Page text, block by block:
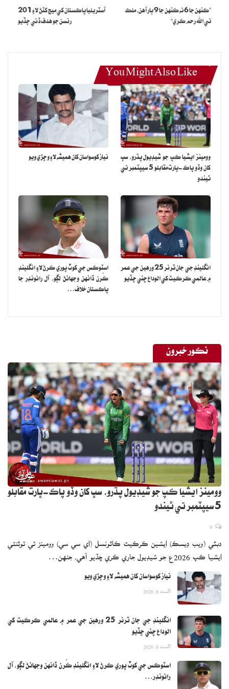
”ڪنهن جا 6 ته ڪنهن جا 9 ٻار آهن، ملڪ
تي الله رحم ڪري“
آسٽريليا پاڪستان کي ميچ کٽڻ لاءِ 201
رنسن جو هدف ڏئي ڇڏيو
You Might Also Like
وومينز ايشيا ڪپ جو شيڊيول پڌرو، سڀ
کان وڏو پاڪ-ڀارت مقابلو 5 سيپٽمبر تي
ٿيندو
نياز کوسواسان کان هميشه لاءِ وڇڙي ويو
انگلينڊ جي جان ٽرنر 25 ورهين جي عمر
۾ عالمي ڪرڪيٽ کي الوداع چئي ڇڏيو
اسٽوڪس جي کوٽ پوري ڪرڻ لاءِ انگلينڊ
ڪُرن ڏانهن وجهائڻ لڳو، آل رائونڊر جا
پاڪستان خلاف…
نڪور خبرون
وومينز ايشيا ڪپ جو شيڊيول پڌرو، سڀ کان وڏو پاڪ-ڀارت مقابلو
5 سيپٽمبر تي ٿيندو
دبئي (ويب ڊيسڪ) ايشين ڪرڪيٽ ڪائونسل (اي سي سي) وومينز ٽي ٽوئنٽي
ايشيا ڪپ 2026ع جو شيڊيول جاري ڪري ڇڏيو آهي، جنهن…
نياز کوسواسان کان هميشه لاءِ وڇڙي ويو
اگست 6, 2026
انگلينڊ جي جان ٽرنر 25 ورهين جي عمر ۾ عالمي ڪرڪيٽ کي
الوداع چئي ڇڏيو
اگست 6, 2026
اسٽوڪس جي کوٽ پوري ڪرڻ لاءِ انگلينڊ ڪُرن ڏانهن وجهائڻ لڳو، آل
رائونڊر…